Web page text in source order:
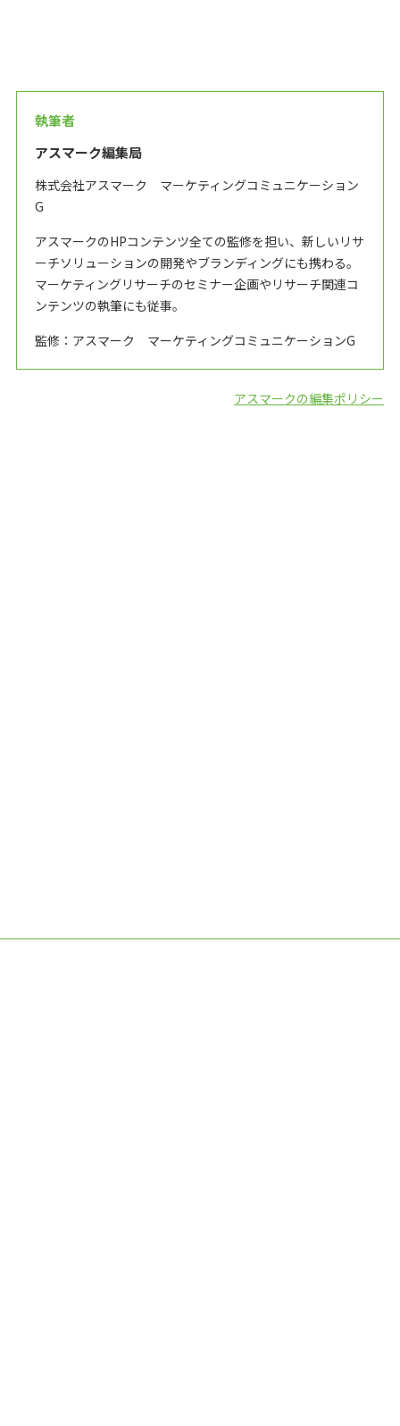
執筆者
アスマーク編集局
株式会社アスマーク マーケティングコミュニケーション
G
アスマークのHPコンテンツ全ての監修を担い、新しいリサ
ーチソリューションの開発やブランディングにも携わる。
マーケティングリサーチのセミナー企画やリサーチ関連コ
ンテンツの執筆にも従事。
監修：アスマーク マーケティングコミュニケーションG
アスマークの編集ポリシー